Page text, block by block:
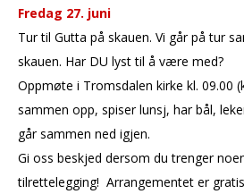
Fredag 27. juni
Tur til Gutta på skauen. Vi går på tur
skauen. Har DU lyst til å være med?
Oppmøte i Tromsdalen kirke kl. 09.00
sammen opp, spiser lunsj, har bål,
går sammen ned igjen.
Gi oss beskjed dersom du trenger
tilrettelegging! Arrangementet er